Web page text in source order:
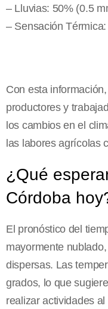
– Lluvias: 50% (0.5
– Sensación
Con esta
productores y
los cambios en el
las labores agrícolas
¿Qué
Córdoba
El pronóstico del
mayormente
dispersas. Las
grados, lo que
realizar actividades